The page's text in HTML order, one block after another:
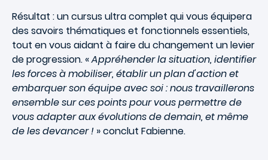
Résultat : un cursus ultra complet qui vous équipera
des savoirs thématiques et fonctionnels essentiels,
tout en vous aidant à faire du changement un levier
de progression. «Appréhender la situation, identifier
les forces à mobiliser, établir un plan d'action et
embarquer son équipe avec soi : nous travaillerons
ensemble sur ces points pour vous permettre de
vous adapter aux évolutions de demain, et même
de les devancer ! » conclut Fabienne.